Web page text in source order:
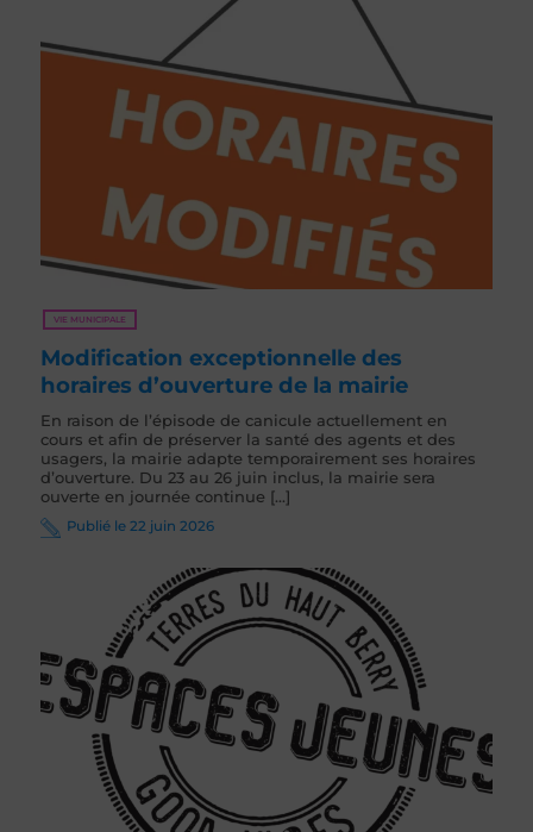
VIE MUNICIPALE
Modification exceptionnelle des
horaires d’ouverture de la mairie
En raison de l’épisode de canicule actuellement en
cours et afin de préserver la santé des agents et des
usagers, la mairie adapte temporairement ses horaires
d’ouverture. Du 23 au 26 juin inclus, la mairie sera
ouverte en journée continue [...]
Publié le 22 juin 2026